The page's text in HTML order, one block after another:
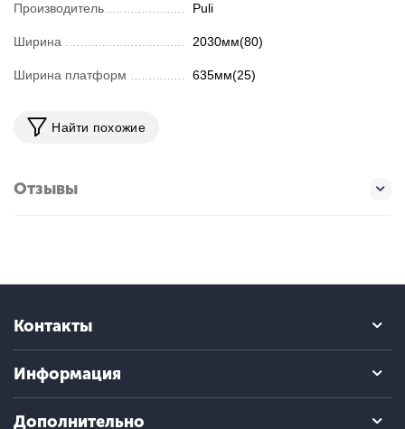
Производитель Puli
Ширина 2030мм(80)
Ширина платформ 635мм(25)
Найти похожие
Отзывы
Контакты
Информация
Дополнительно